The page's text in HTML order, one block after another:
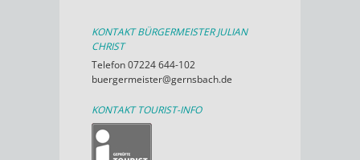
KONTAKT BÜRGERMEISTER JULIAN
CHRIST
Telefon 07224 644-102
buergermeister@gernsbach.de
KONTAKT TOURIST-INFO